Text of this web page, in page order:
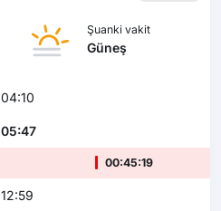
Şuanki vakit
Güneş
04:10
05:47
00:45:18
12:59